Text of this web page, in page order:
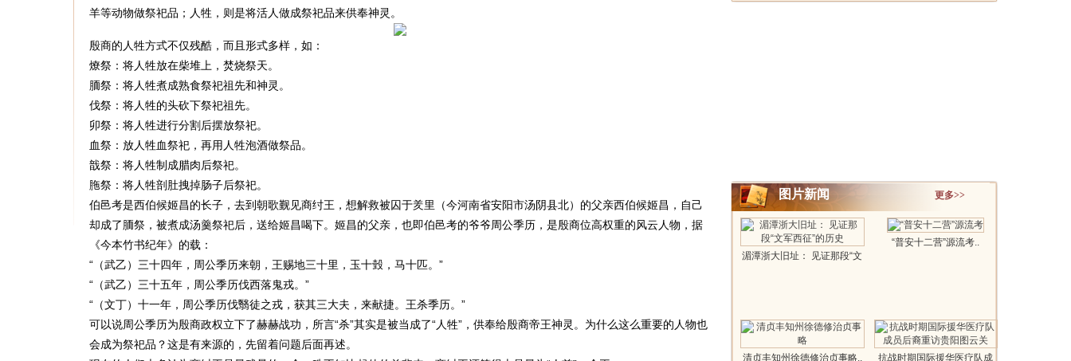
羊等动物做祭祀品；人牲，则是将活人做成祭祀品来供奉神灵。
殷商的人牲方式不仅残酷，而且形式多样，如：
燎祭：将人牲放在柴堆上，焚烧祭天。
胹祭：将人牲煮成熟食祭祀祖先和神灵。
伐祭：将人牲的头砍下祭祀祖先。
卯祭：将人牲进行分割后摆放祭祀。
血祭：放人牲血祭祀，再用人牲泡酒做祭品。
戠祭：将人牲制成腊肉后祭祀。
胣祭：将人牲剖肚拽掉肠子后祭祀。
伯邑考是西伯候姬昌的长子，去到朝歌觐见商纣王，想解救被囚于羑里（今河南省安阳市汤阴县北）的父亲西伯候姬昌，自己
却成了胹祭，被煮成汤羹祭祀后，送给姬昌喝下。姬昌的父亲，也即伯邑考的爷爷周公季历，是殷商位高权重的风云人物，据
《今本竹书纪年》的载：
“（武乙）三十四年，周公季历来朝，王赐地三十里，玉十瑴，马十匹。”
“（武乙）三十五年，周公季历伐西落鬼戎。”
“（文丁）十一年，周公季历伐翳徒之戎，获其三大夫，来献捷。王杀季历。”
可以说周公季历为殷商政权立下了赫赫战功，所言“杀”其实是被当成了“人牲”，供奉给殷商帝王神灵。为什么这么重要的人物也
会成为祭祀品？这是有来源的，先留着问题后面再述。
图片新闻 更多>>
湄潭浙大旧址： 见证那段“文
“普安十二营”源流考..
清贞丰知州徐德修治贞事略..
抗战时期国际援华医疗队成